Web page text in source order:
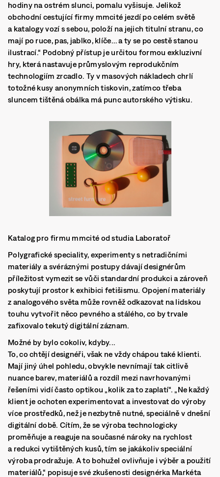
hodiny na ostrém slunci, pomalu vyšisuje. Jelikož
obchodní cestující firmy mmcité jezdí po celém světě
a katalogy vozí s sebou, položí na jejich titulní stranu, co
mají po ruce, pas, jablko, klíče… a ty se po cestě stanou
ilustrací.“ Podobný přístup je určitou formou exkluzivní
hry, která nastavuje průmyslovým reprodukčním
technologiím zrcadlo. Ty v masových nákladech chrlí
totožné kusy anonymních tiskovin, zatímco třeba
sluncem tištěná obálka má punc autorského výtisku.
Katalog pro firmu mmcité od studia Laboratoř
Polygrafické speciality, experimenty s netradičními
materiály a svéráznými postupy dávají designérům
příležitost vymezit se vůči standardní produkci a zároveň
poskytují prostor k exhibici fetišismu. Opojení materiály
z analogového světa může rovněž odkazovat na lidskou
touhu vytvořit něco pevného a stálého, co by trvale
zafixovalo tekutý digitální záznam.
Možné by bylo cokoliv, kdyby...
To, co chtějí designéři, však ne vždy chápou také klienti.
Mají jiný úhel pohledu, obvykle nevnímají tak citlivě
nuance barev, materiálů a rozdíl mezi navrhovanými
řešeními vidí často optikou „kolik za to zaplatí“. „Ne každý
klient je ochoten experimentovat a investovat do výroby
více prostředků, než je nezbytně nutné, speciálně v dnešní
digitální době. Cítím, že se výroba technologicky
proměňuje a reaguje na současné nároky na rychlost
a redukci vytištěných kusů, tím se jakákoliv speciální
výroba prodražuje. A to bohužel ovlivňuje i výběr a použití
materiálů,“ popisuje své zkušenosti designérka Markéta